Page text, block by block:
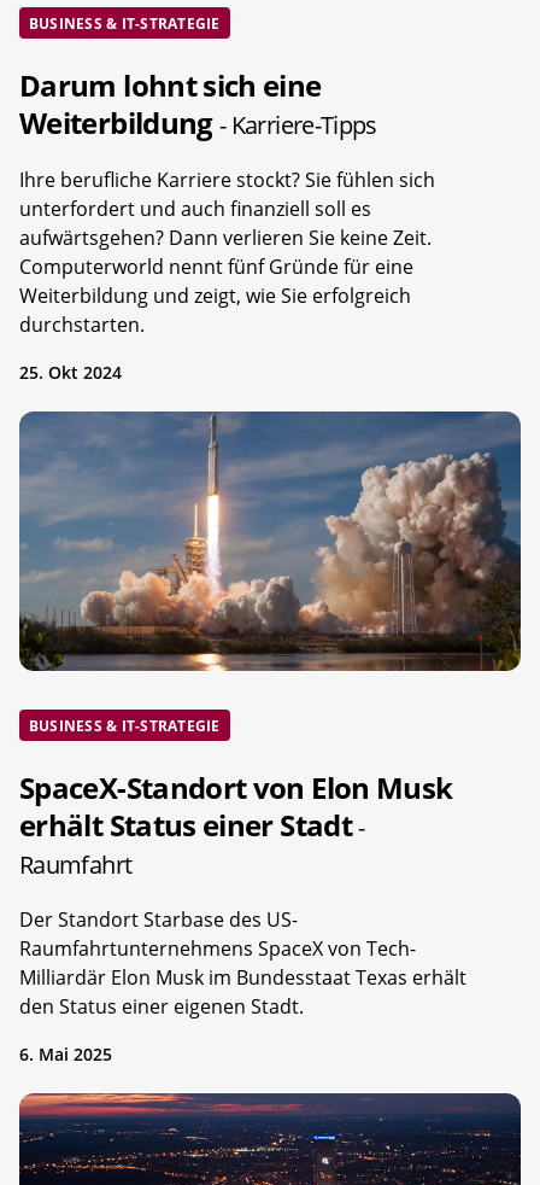
BUSINESS & IT-STRATEGIE
Darum lohnt sich eine
Weiterbildung- Karriere-Tipps
Ihre berufliche Karriere stockt? Sie fühlen sich
unterfordert und auch finanziell soll es
aufwärtsgehen? Dann verlieren Sie keine Zeit.
Computerworld nennt fünf Gründe für eine
Weiterbildung und zeigt, wie Sie erfolgreich
durchstarten.
25. Okt 2024
BUSINESS & IT-STRATEGIE
SpaceX-Standort von Elon Musk
erhält Status einer Stadt-
Raumfahrt
Der Standort Starbase des US-
Raumfahrtunternehmens SpaceX von Tech-
Milliardär Elon Musk im Bundesstaat Texas erhält
den Status einer eigenen Stadt.
6. Mai 2025